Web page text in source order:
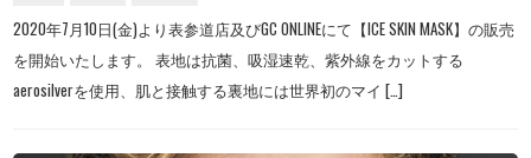
2020年7月10日(金)より表参道店及びGC ONLINEにて【ICE SKIN MASK】の販売
を開始いたします。 表地は抗菌、吸湿速乾、紫外線をカットする
aerosilverを使用、肌と接触する裏地には世界初のマイ […]